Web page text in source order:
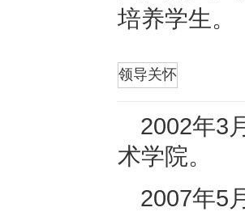
培养学生。
领导关怀
2002年3
术学院。
2007年5